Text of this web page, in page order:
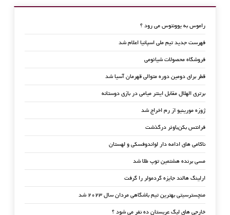
راموس به یوونتوس می رود ؟
فهرست جدید تیم ملی اسپانیا اعلام شد
فروشگاه محصولات شیائومی
قطر برای دومین دوره متوالی قهرمان آسیا شد
برتری الهلال مقابل اینتر میامی در بازی دوستانه
ژوزه مورینیو از رم اخراج شد
فرانتس بکن‌باوئر درگذشت
ناکامی های ادامه دار لواندوفسکی و لهستان
مسی برنده هشتمین توپ طلا شد
ارلینگ هالند جایزه گردمولر را گرفت
منچسترسیتی بهترین تیم باشگاهی مردان سال ۲۰۲۳ شد
خارجی های لیگ عربستان ده نفر می شود ؟